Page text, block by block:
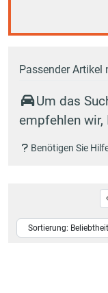
Passender Artikel
Um das
empfehlen wir,
Benötigen Sie